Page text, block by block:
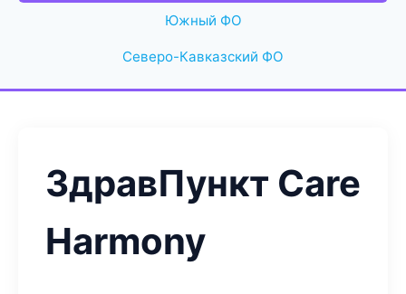
Южный ФО
Северо-Кавказский ФО
ЗдравПункт Care
Harmony